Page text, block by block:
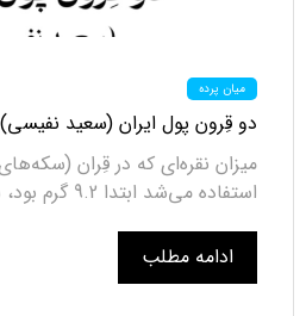
میان پرده
دو قِرون پول ایران (سعید نفیسی)
میزان نقره‌ای که در قِران
استفاده می‌شد ابتدا 9.2 گرم بود، سپس به 6.9، 5.75،...
ادامه مطلب